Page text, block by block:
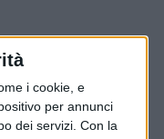
i cookie, e
per annunci
dei servizi. Con la